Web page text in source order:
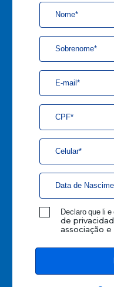
Declaro que li
de
associação e